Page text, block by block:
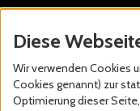
Diese
Wir verwenden Cookies
Cookies genannt) zur
Optimierung dieser